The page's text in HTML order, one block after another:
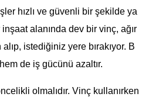
hızlı ve güvenli bir şekilde ya
alanında dev bir vinç, ağır
istediğiniz yere bırakıyor. B
de iş gücünü azaltır.
olmalıdır. Vinç kullanırken